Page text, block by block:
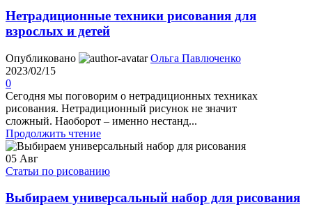
Нетрадиционные техники рисования для
взрослых и детей
Опубликовано
Ольга Павлюченко
2023/02/15
0
Сегодня мы поговорим о нетрадиционных техниках
рисования. Нетрадиционный рисунок не значит
сложный. Наоборот – именно нестанд...
Продолжить чтение
05 Авг
Статьи по рисованию
Выбираем универсальный набор для рисования